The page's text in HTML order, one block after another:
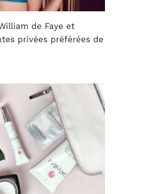
de Faye et
privées préférées de